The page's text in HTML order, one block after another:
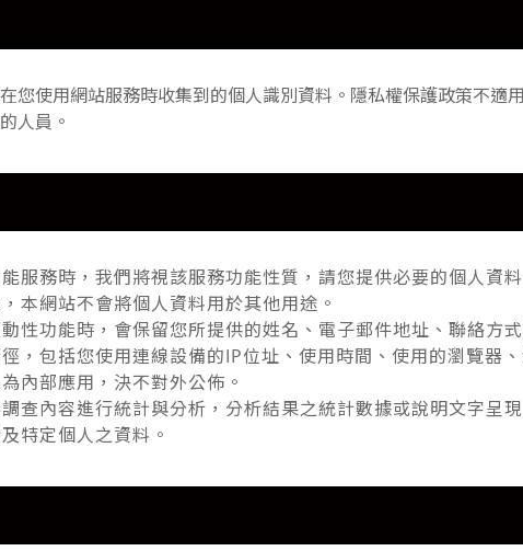
您使用網站服務時收集到的個人識別資料。隱私權保護政策不適
人員。
服務時，我們將視該服務功能性質，請您提供必要的個人資
本網站不會將個人資料用於其他用途。
性功能時，會保留您所提供的姓名、電子郵件地址、聯絡方
，包括您使用連線設備的IP位址、使用時間、使用的瀏覽器
內部應用，決不對外公佈。
查內容進行統計與分析，分析結果之統計數據或說明文字呈
特定個人之資料。